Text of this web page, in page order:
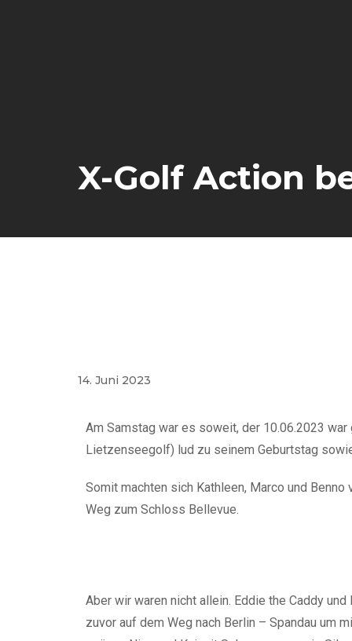
X-Golf Action
14. Juni 2023
Am Samstag war es soweit, der 10.06.2023
Lietzenseegolf) lud zu seinem Geburtstag
Somit machten sich Kathleen, Marco und
Weg zum Schloss Bellevue.
Aber wir waren nicht allein. Eddie the Caddy
zuvor auf dem Weg nach Berlin – Spandau um